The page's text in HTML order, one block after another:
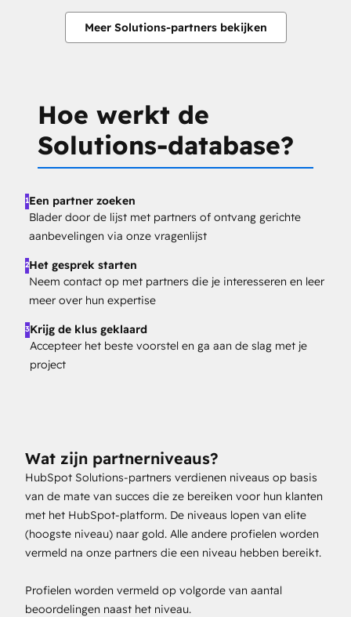
Meer Solutions-partners bekijken
Hoe werkt de
Solutions-database?
1Een partner zoeken
Blader door de lijst met partners of ontvang gerichte
aanbevelingen via onze vragenlijst
2Het gesprek starten
Neem contact op met partners die je interesseren en leer
meer over hun expertise
3Krijg de klus geklaard
Accepteer het beste voorstel en ga aan de slag met je
project
Wat zijn partnerniveaus?
HubSpot Solutions-partners verdienen niveaus op basis
van de mate van succes die ze bereiken voor hun klanten
met het HubSpot-platform. De niveaus lopen van elite
(hoogste niveau) naar gold. Alle andere profielen worden
vermeld na onze partners die een niveau hebben bereikt.
Profielen worden vermeld op volgorde van aantal
beoordelingen naast het niveau.